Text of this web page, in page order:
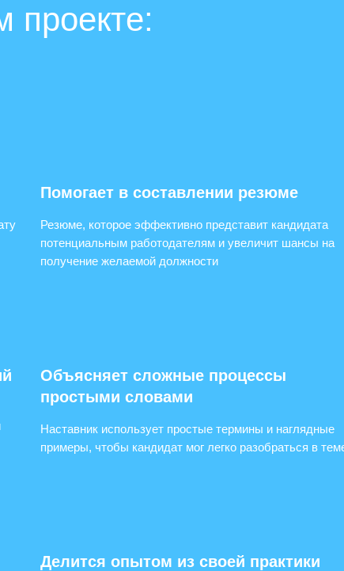
проекте:
Помогает в составлении резюме
Резюме, которое эффективно представит кандидата
потенциальным работодателям и увеличит шансы на
получение желаемой должности
Объясняет сложные процессы
простыми словами
Наставник использует простые термины и наглядные
примеры, чтобы кандидат мог легко разобраться в
Делится опытом из своей практики